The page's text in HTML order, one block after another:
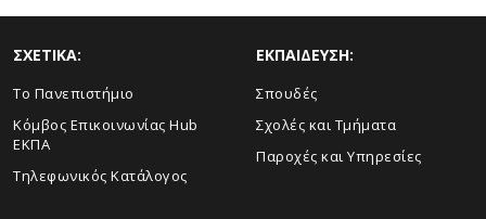
ΣΧΕΤΙΚΑ:
Το Πανεπιστήμιο
Κόμβος Επικοινωνίας Hub
ΕΚΠΑ
Τηλεφωνικός Κατάλογος
ΕΚΠΑΙΔΕΥΣΗ:
Σπουδές
Σχολές και Τμήματα
Παροχές και Υπηρεσίες